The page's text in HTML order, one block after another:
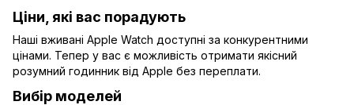
Ціни, які вас порадують
Наші вживані Apple Watch доступні за конкурентними
цінами. Тепер у вас є можливість отримати якісний
розумний годинник від Apple без переплати.
Вибір моделей